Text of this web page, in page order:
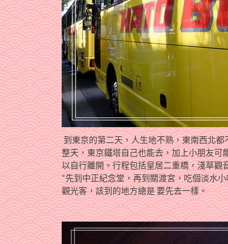
到東京的第二天，人生地不熟，東南西北
整天，東京鐵塔自己也能去，加上小朋友可
以自行離開。行程包括皇居二重橋，淺草
“先到中正紀念堂，再到關渡宮，吃個淡水
觀光客，該到的地方總是 要先去一樣。